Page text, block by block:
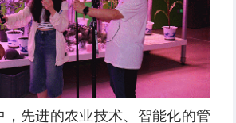
，先进的农业技术、智能化的管